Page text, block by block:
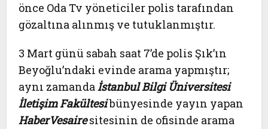
önce Oda Tv yöneticiler polis tarafından
gözaltına alınmış ve tutuklanmıştır.
3 Mart günü sabah saat 7’de polis Şık’ın
Beyoğlu’ndaki evinde arama yapmıştır;
aynı zamandaİstanbul Bilgi Üniversitesi
İletişim Fakültesibünyesinde yayın yapan
HaberVesairesitesinin de ofisinde arama